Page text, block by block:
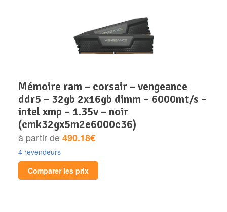
mémoire ram – corsair – vengeance
ddr5 – 32gb 2x16gb dimm – 6000mt/s –
intel xmp – 1.35v – noir
(cmk32gx5m2e6000c36)
à partir de490.18€
4 revendeurs
Comparer les prix